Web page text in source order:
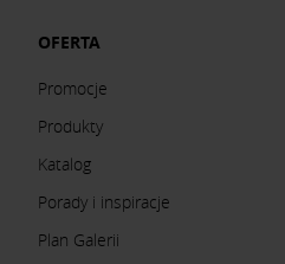
OFERTA
Promocje
Produkty
Katalog
Porady i inspiracje
Plan Galerii